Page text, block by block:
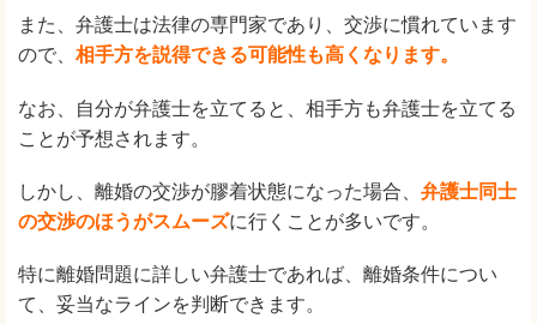
また、弁護士は法律の専門家であり、交渉に慣れています
ので、 相手方を説得できる可能性も高くなります。
なお、自分が弁護士を立てると、相手方も弁護士を立てる
ことが予想されます。
しかし、離婚の交渉が膠着状態になった場合、 弁護士同士
の交渉のほうがスムーズに行くことが多いです。
特に離婚問題に詳しい弁護士であれば、離婚条件につい
て、妥当なラインを判断できます。